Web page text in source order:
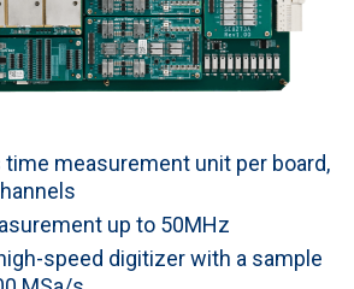
time measurement unit per board,
up to 50MHz
speed digitizer with a sample